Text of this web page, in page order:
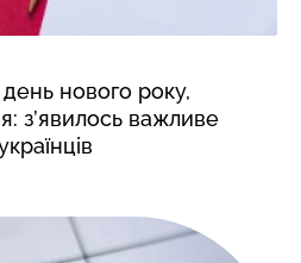
нового року,
з’явилось важливе